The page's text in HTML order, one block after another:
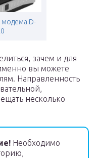
модема D-
зачем и для
вы можете
Направленность
несколько
Необходимо